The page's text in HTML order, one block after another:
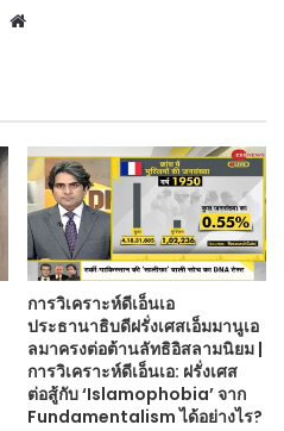
Website
การวิเคราะห์ดีเอ็นเอ
ประธานาธิบดีฝรั่งเศสเอ็มมานูเอ
ลมาครงต่อต้านลัทธิอิสลามนิยม |
การวิเคราะห์ดีเอ็นเอ: ฝรั่งเศส
ต่อสู้กับ ‘Islamophobia’ จาก
Fundamentalism ได้อย่างไร?